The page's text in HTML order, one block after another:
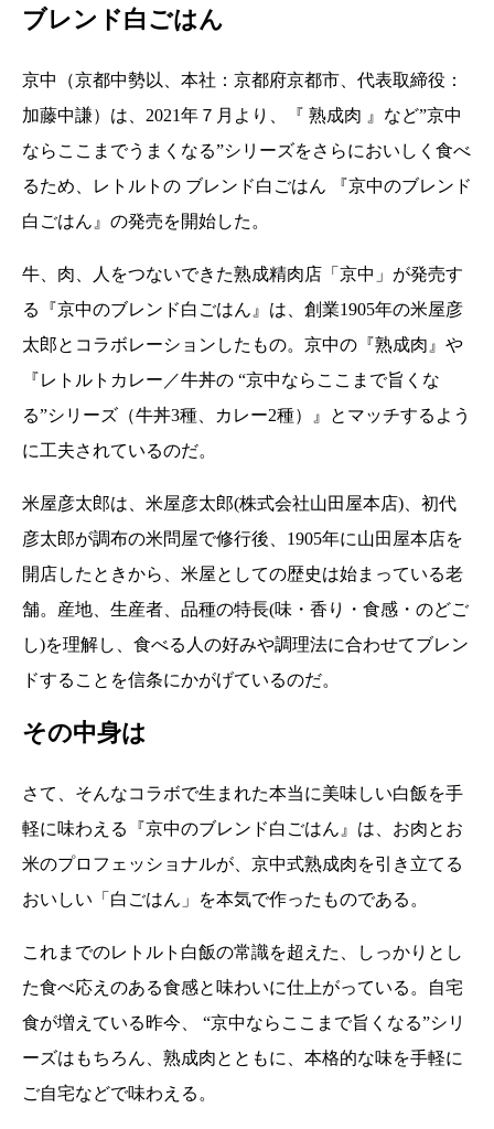
ブレンド白ごはん
京中（京都中勢以、本社：京都府京都市、代表取締役：
加藤中謙）は、 2021年７月より、『 熟成肉 』など”京中
ならここまでうまくなる”シリーズをさらにおいしく食べ
るため、レトルトの ブレンド白ごはん 『京中のブレンド
白ごはん』の発売を開始した。
牛、肉、人をつないできた熟成精肉店「京中」が発売す
る『京中のブレンド白ごはん』は、創業1905年の米屋彦
太郎とコラボレーションしたもの。京中の『熟成肉』や
『レトルトカレー／牛丼の “京中ならここまで旨くな
る”シリーズ（牛丼3種、カレー2種）』とマッチするよう
に工夫されているのだ。
米屋彦太郎は、米屋彦太郎(株式会社山田屋本店)、初代
彦太郎が調布の米問屋で修行後、1905年に山田屋本店を
開店したときから、米屋としての歴史は始まっている老
舗。産地、生産者、品種の特長(味・香り・食感・のどご
し)を理解し、食べる人の好みや調理法に合わせてブレン
ドすることを信条にかがげているのだ。
その中身は
さて、そんなコラボで生まれた本当に美味しい白飯を手
軽に味わえる『京中のブレンド白ごはん』は、お肉とお
米のプロフェッショナルが、京中式熟成肉を引き立てる
おいしい「白ごはん」を本気で作ったものである。
これまでのレトルト白飯の常識を超えた、しっかりとし
た食べ応えのある食感と味わいに仕上がっている。 自宅
食が増えている昨今、 “京中ならここまで旨くなる”シリ
ーズはもちろん、熟成肉とともに、本格的な味を手軽に
ご自宅などで味わえる。